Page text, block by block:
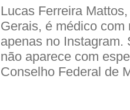
Lucas Ferreira
Gerais, é médico
apenas no Instagram.
não aparece com
Conselho Federal de